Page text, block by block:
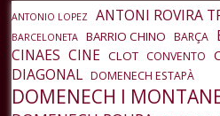
ANTONIO LOPEZ ANTONI ROVIRA
BARCELONETA BARRIO CHINO BARÇA
CINAES CINE CLOT CONVENTO
DIAGONAL DOMENECH ESTAPÀ
DOMENECH I